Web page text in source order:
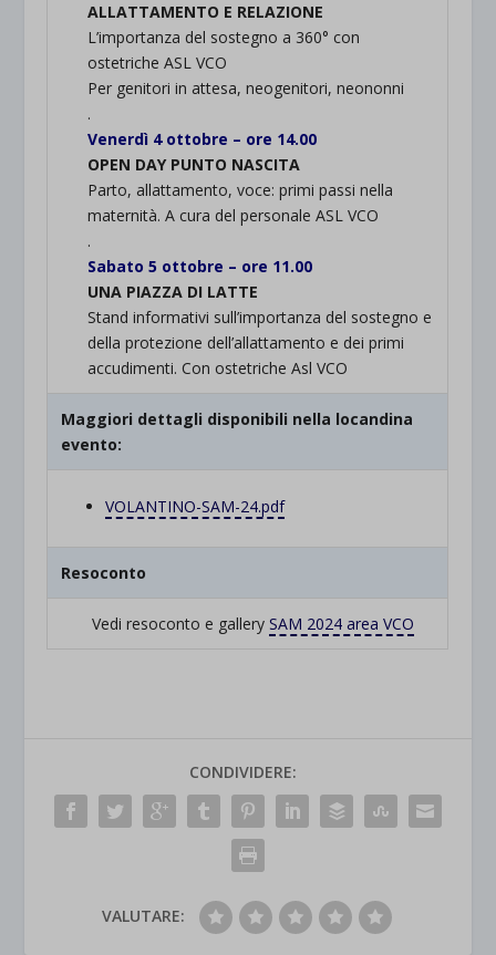
ALLATTAMENTO E RELAZIONE
L’importanza del sostegno a 360° con
ostetriche ASL VCO
Per genitori in attesa, neogenitori, neononni
.
Venerdì 4 ottobre – ore 14.00
OPEN DAY PUNTO NASCITA
Parto, allattamento, voce: primi passi nella
maternità. A cura del personale ASL VCO
.
Sabato 5 ottobre – ore 11.00
UNA PIAZZA DI LATTE
Stand informativi sull’importanza del sostegno e
della protezione dell’allattamento e dei primi
accudimenti. Con ostetriche Asl VCO
Maggiori dettagli disponibili nella locandina
evento:
VOLANTINO-SAM-24.pdf
Resoconto
Vedi resoconto e gallerySAM 2024 area VCO
CONDIVIDERE:
VALUTARE: